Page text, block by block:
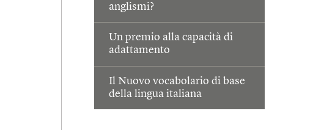
anglismi?
Un premio alla capacità di
adattamento
Il Nuovo vocabolario di base
della lingua italiana